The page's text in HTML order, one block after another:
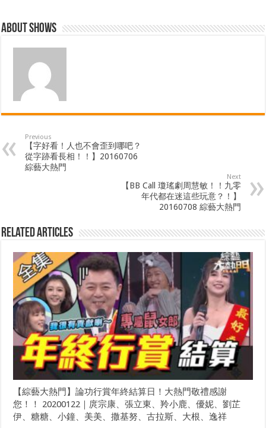
About shows
Previous
【字好看！人也不會歪到哪吧？
從字跡看長相！！】20160706
綜藝大熱門
Next
【BB Call 瓊瑤劇周慧敏！！九零
年代都在迷這些玩意？！】
20160708 綜藝大熱門
Related Articles
【綜藝大熱門】論功行賞年終結算日！大熱門敬禮感謝
您！！ 20200122｜庹宗康、張立東、羚小鹿、優妮、劉芷
伊、糖糖、小鐘、美美、撒基努、古拉斯、大根、逸祥